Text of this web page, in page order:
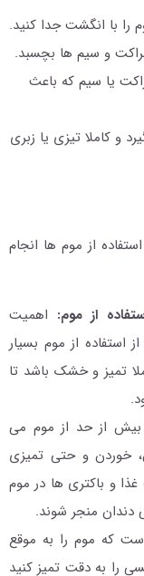
را با انگشت جدا کنید.
و سیم ها بچسبد.
یا سیم که باعث
و کاملا تیزی یا زبری
از موم ها انجام
از موم: اهمیت
استفاده از موم بسیار
تمیز و خشک باشد تا
بیش از حد از موم می
خوردن و حتی تمیزی
و باکتری ها در موم
منجر شوند.
که موم را به موقع
را به دقت تمیز کنید